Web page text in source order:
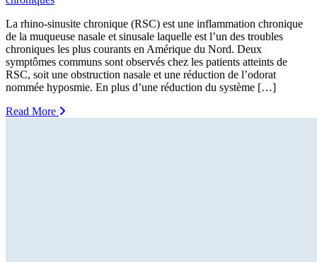
La rhino-sinusite chronique (RSC) est une inflammation chronique
de la muqueuse nasale et sinusale laquelle est l’un des troubles
chroniques les plus courants en Amérique du Nord. Deux
symptômes communs sont observés chez les patients atteints de
RSC, soit une obstruction nasale et une réduction de l’odorat
nommée hyposmie. En plus d’une réduction du système […]
Read More